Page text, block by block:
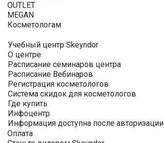
OUTLET
MEGAN
Косметологам
Учебный центр Skeyndor
О центре
Расписание семинаров центра
Расписание Вебинаров
Регистрация косметологов
Система скидок для косметологов
Где купить
Инфоцентр
Информация доступна после авторизации
Оплата